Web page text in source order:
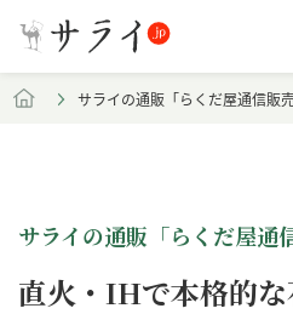
サライの通販「らくだ屋通信販
サライの通販「らくだ屋通
直火・IHで本格的